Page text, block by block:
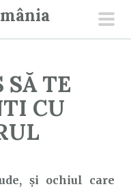
TE
CU
și ochiul care